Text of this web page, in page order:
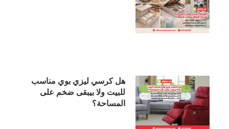
هل كرسي ليزي بوي مناسب
للبيت ولا بيبقى ضخم على
المساحة؟